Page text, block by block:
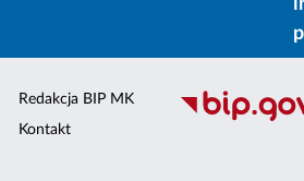
Redakcja BIP MK
Kontakt